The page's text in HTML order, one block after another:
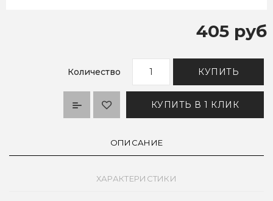
405 руб
Количество КУПИТЬ
КУПИТЬ В 1 КЛИК
ОПИСАНИЕ
ХАРАКТЕРИСТИКИ